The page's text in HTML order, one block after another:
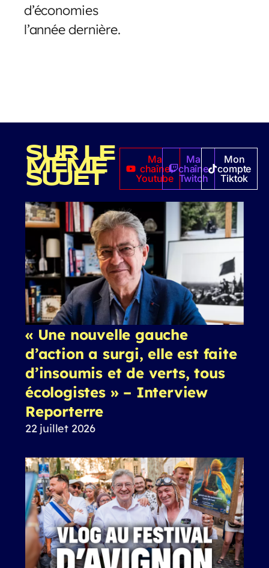
d’économies
l’année dernière.
SUR LE
MÊME
SUJET
Ma
chaîne
Youtube
Ma
chaîne
Twitch
Mon
compte
Tiktok
« Une nouvelle gauche
d’action a surgi, elle est faite
d’insoumis et de verts, tous
écologistes » – Interview
Reporterre
22 juillet 2026